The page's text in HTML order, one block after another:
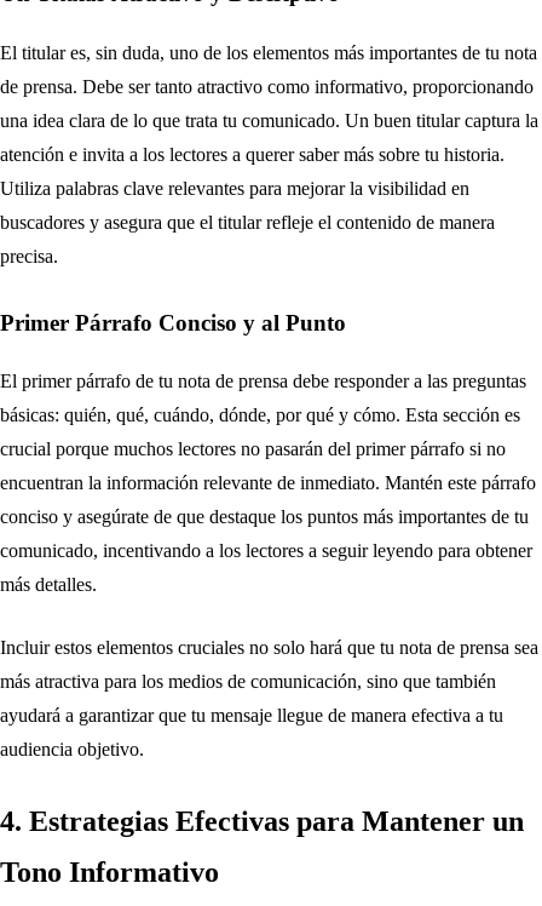
El titular es, sin duda, uno de los elementos más importantes de tu nota
de prensa. Debe ser tanto atractivo como informativo, proporcionando
una idea clara de lo que trata tu comunicado. Un buen titular captura la
atención e invita a los lectores a querer saber más sobre tu historia.
Utiliza palabras clave relevantes para mejorar la visibilidad en
buscadores y asegura que el titular refleje el contenido de manera
precisa.
Primer Párrafo Conciso y al Punto
El primer párrafo de tu nota de prensa debe responder a las preguntas
básicas: quién, qué, cuándo, dónde, por qué y cómo. Esta sección es
crucial porque muchos lectores no pasarán del primer párrafo si no
encuentran la información relevante de inmediato. Mantén este párrafo
conciso y asegúrate de que destaque los puntos más importantes de tu
comunicado, incentivando a los lectores a seguir leyendo para obtener
más detalles.
Incluir estos elementos cruciales no solo hará que tu nota de prensa sea
más atractiva para los medios de comunicación, sino que también
ayudará a garantizar que tu mensaje llegue de manera efectiva a tu
audiencia objetivo.
4. Estrategias Efectivas para Mantener un
Tono Informativo